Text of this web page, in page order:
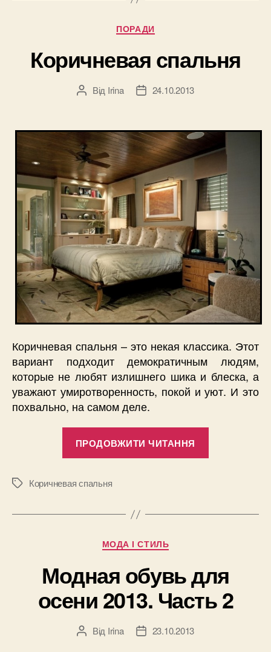
Категорії
ПОРАДИ
Коричневая спальня
Автор
Від Irina
Дата24.10.2013
Коричневая спальня – это некая классика. Этот
вариант подходит демократичным людям,
которые не любят излишнего шика и блеска, а
уважают умиротворенность, покой и уют. И это
похвально, на самом деле.
ПРОДОВЖИТИ ЧИТАННЯ
ПозначкиКоричневая спальня
Категорії
МОДА І СТИЛЬ
Модная обувь для
осени 2013. Часть 2
Автор
Від Irina
Дата23.10.2013